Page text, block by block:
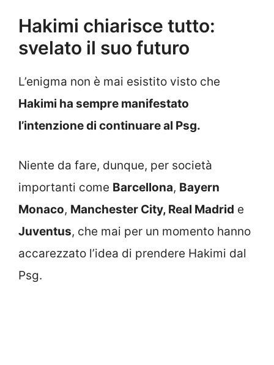
Hakimi chiarisce tutto:
svelato il suo futuro
L’enigma non è mai esistito visto che
Hakimi ha sempre manifestato
l’intenzione di continuare al Psg.
Niente da fare, dunque, per società
importanti come Barcellona, Bayern
Monaco, Manchester City, Real Madrid e
Juventus, che mai per un momento hanno
accarezzato l’idea di prendere Hakimi dal
Psg.